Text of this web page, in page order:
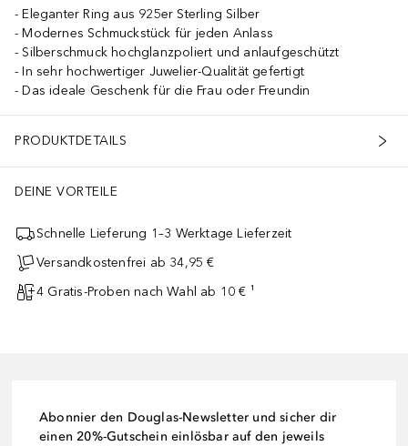
Eleganter Ring aus 925er Sterling Silber
Modernes Schmuckstück für jeden Anlass
Silberschmuck hochglanzpoliert und anlaufgeschützt
In sehr hochwertiger Juwelier-Qualität gefertigt
Das ideale Geschenk für die Frau oder Freundin
PRODUKTDETAILS
DEINE VORTEILE
Schnelle Lieferung 1–3 Werktage Lieferzeit
Versandkostenfrei ab 34,95 €
4 Gratis-Proben nach Wahl ab 10 € ¹
Abonnier den Douglas-Newsletter und sicher dir
einen 20%-Gutschein einlösbar auf den jeweils